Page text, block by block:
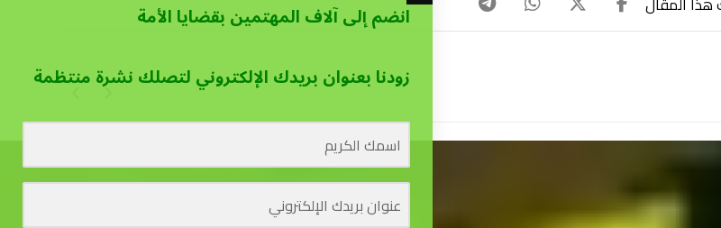
انضم إلى آلاف المهتمين بقضايا الأمة
زودنا بعنوان بريدك الإلكتروني لتصلك نشرة منتظمة